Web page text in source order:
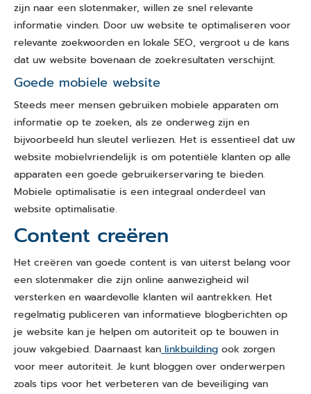
zijn naar een slotenmaker, willen ze snel relevante
informatie vinden. Door uw website te optimaliseren voor
relevante zoekwoorden en lokale SEO, vergroot u de kans
dat uw website bovenaan de zoekresultaten verschijnt.
Goede mobiele website
Steeds meer mensen gebruiken mobiele apparaten om
informatie op te zoeken, als ze onderweg zijn en
bijvoorbeeld hun sleutel verliezen. Het is essentieel dat uw
website mobielvriendelijk is om potentiële klanten op alle
apparaten een goede gebruikerservaring te bieden.
Mobiele optimalisatie is een integraal onderdeel van
website optimalisatie.
Content creëren
Het creëren van goede content is van uiterst belang voor
een slotenmaker die zijn online aanwezigheid wil
versterken en waardevolle klanten wil aantrekken. Het
regelmatig publiceren van informatieve blogberichten op
je website kan je helpen om autoriteit op te bouwen in
jouw vakgebied. Daarnaast kan linkbuilding ook zorgen
voor meer autoriteit. Je kunt bloggen over onderwerpen
zoals tips voor het verbeteren van de beveiliging van